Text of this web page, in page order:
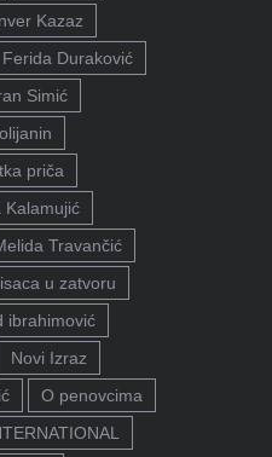
Kazaz
Ferida Duraković
Simić
priča
Kalamujić
Travančić
u zatvoru
ibrahimović
Novi Izraz
O penovcima